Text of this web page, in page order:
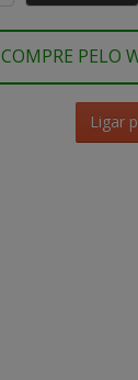
COMPRE PELO
Ligar